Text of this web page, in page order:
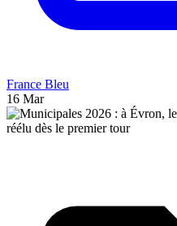
France Bleu
16 Mar